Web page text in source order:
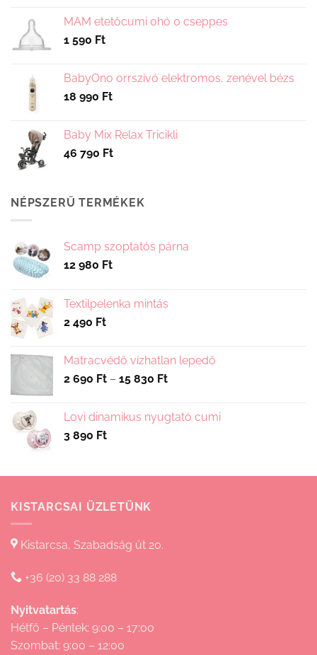
ki
MAM etetőcumi 0hó 0 cseppes
1 590 Ft
BabyOno orrszívó elektromos, zenével bézs
18 990 Ft
Baby Mix Relax Tricikli
46 790 Ft
NÉPSZERŰ TERMÉKEK
Scamp szoptatós párna
12 980 Ft
Textilpelenka mintás
2 490 Ft
Matracvédő vízhatlan lepedő
2 690 Ft – 15 830 FtÁrtartomány:
-
Lovi dinamikus nyugtató cumi
3 890 Ft
KISTARCSAI ÜZLETÜNK
Kistarcsa, Szabadság út 20.
+36 (20) 33 88 288
Nyitvatartás:
Hétfő – Péntek: 9:00 – 17:00
Szombat: 9:00 – 12:00